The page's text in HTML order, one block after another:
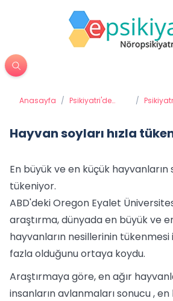
Anasayfa / Psikiyatri'de
/
Hayvan soyları hızla
En büyük ve en küçük hayvanların
tükeniyor.
ABD'deki Oregon Eyalet
araştırma, dünyada en büyük ve
hayvanların nesillerinin
fazla olduğunu ortaya koydu.
Araştırmaya göre, en ağır
insanların avlanmaları sonucu ,